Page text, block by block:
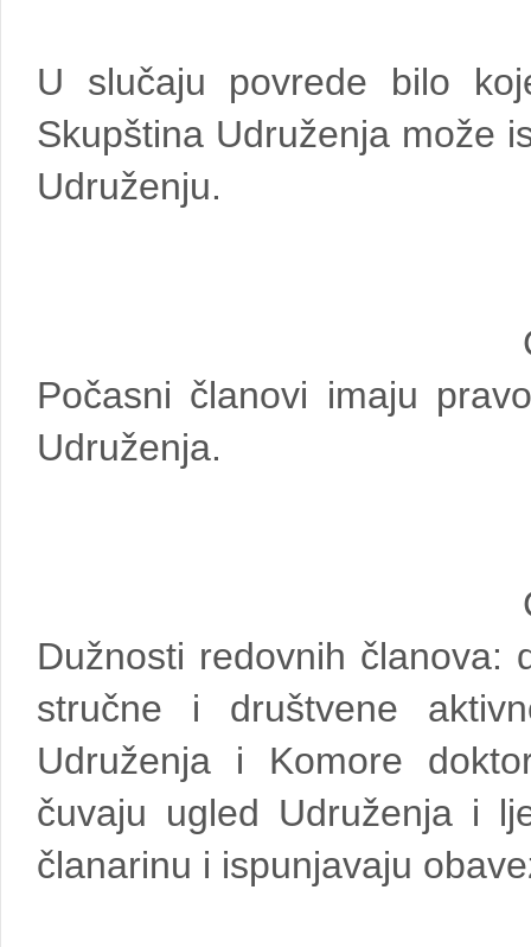
U slučaju povrede bilo
Skupština Udruženja može
Udruženju.
Počasni članovi imaju
Udruženja.
Dužnosti redovnih članova:
stručne i društvene
Udruženja i Komore
čuvaju ugled Udruženja i
članarinu i ispunjavaju